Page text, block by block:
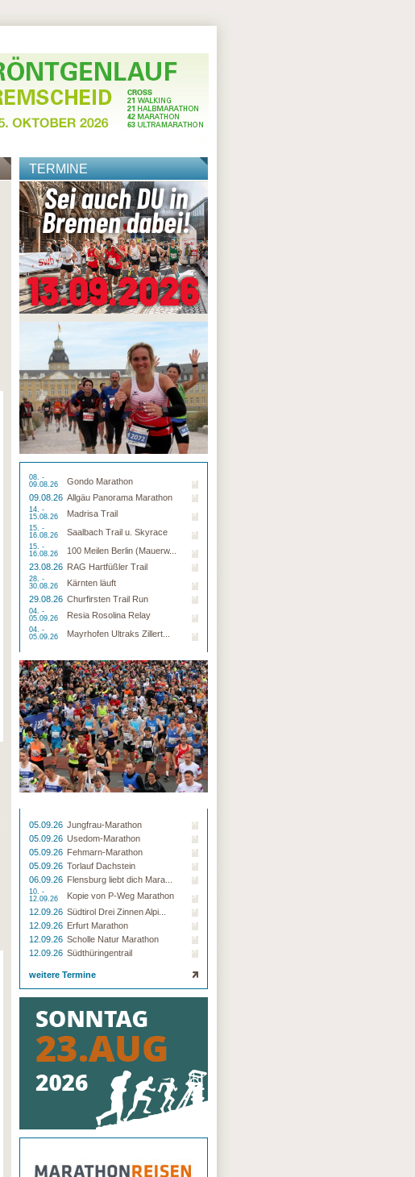
TERMINE
08. -
09.08.26
Gondo Marathon
09.08.26 Allgäu Panorama Marathon
14. -
15.08.26
Madrisa Trail
15. -
16.08.26
Saalbach Trail u. Skyrace
15. -
16.08.26
100 Meilen Berlin (Mauerw...
23.08.26 RAG Hartfüßler Trail
28. -
30.08.26
Kärnten läuft
29.08.26 Churfirsten Trail Run
04. -
05.09.26
Resia Rosolina Relay
04. -
05.09.26
Mayrhofen Ultraks Zillert...
05.09.26 Jungfrau-Marathon
05.09.26 Usedom-Marathon
05.09.26 Fehmarn-Marathon
05.09.26 Torlauf Dachstein
06.09.26 Flensburg liebt dich Mara...
10. -
12.09.26
Kopie von P-Weg Marathon
12.09.26 Südtirol Drei Zinnen Alpi...
12.09.26 Erfurt Marathon
12.09.26 Scholle Natur Marathon
12.09.26 Südthüringentrail
weitere Termine